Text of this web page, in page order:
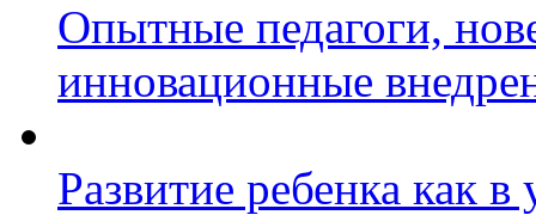
Опытные педагоги,
инновационные
Развитие ребенка как